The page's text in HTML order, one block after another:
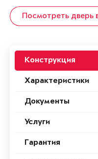
Посмотреть дверь
Конструкция
Характеристики
Документы
Услуги
Гарантия